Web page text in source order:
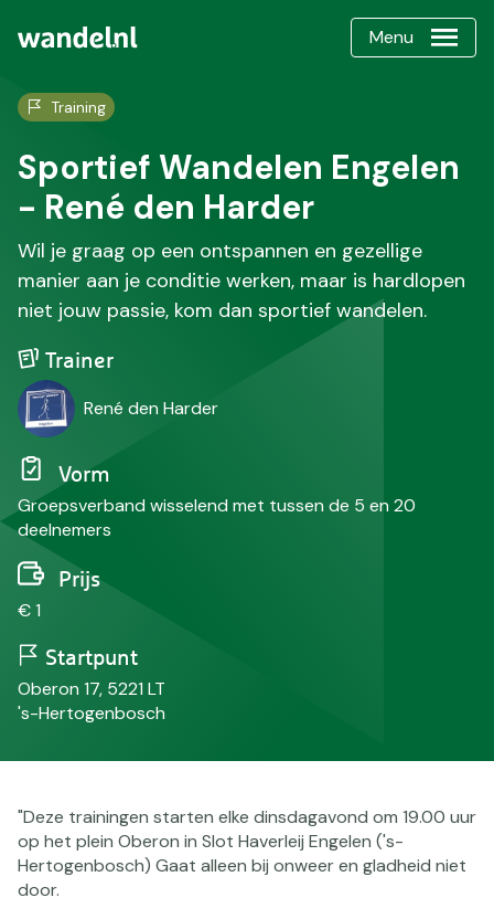
Menu
Training
Sportief Wandelen Engelen
- René den Harder
Wil je graag op een ontspannen en gezellige
manier aan je conditie werken, maar is hardlopen
niet jouw passie, kom dan sportief wandelen.
Trainer
René den Harder
Vorm
Groepsverband wisselend met tussen de 5 en 20
deelnemers
Prijs
€ 1
Startpunt
Oberon 17, 5221 LT
's-Hertogenbosch
"Deze trainingen starten elke dinsdagavond om 19.00 uur
op het plein Oberon in Slot Haverleij Engelen ('s-
Hertogenbosch) Gaat alleen bij onweer en gladheid niet
door.